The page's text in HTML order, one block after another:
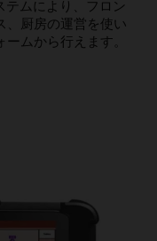
テムにより、フロン
、厨房の運営を使い
ムから行えます。